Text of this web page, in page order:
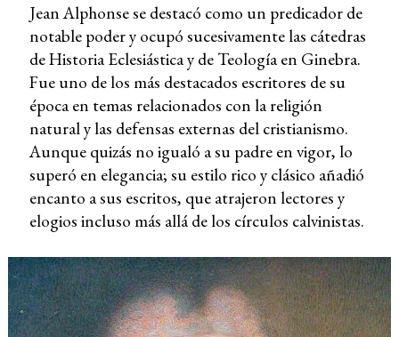
Jean Alphonse se destacó como un predicador de
notable poder y ocupó sucesivamente las cátedras
de Historia Eclesiástica y de Teología en Ginebra.
Fue uno de los más destacados escritores de su
época en temas relacionados con la religión
natural y las defensas externas del cristianismo.
Aunque quizás no igualó a su padre en vigor, lo
superó en elegancia; su estilo rico y clásico añadió
encanto a sus escritos, que atrajeron lectores y
elogios incluso más allá de los círculos calvinistas.